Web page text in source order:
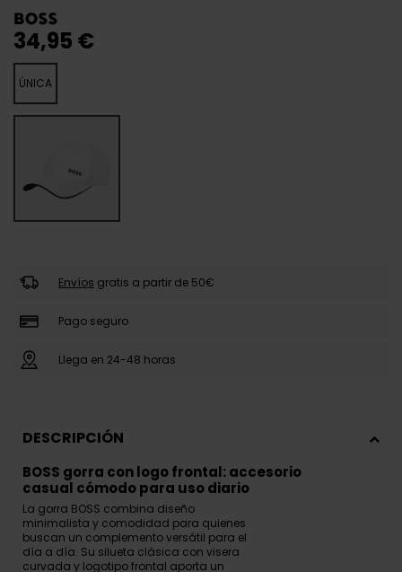
34,95 €
ÚNICA
Envíos gratis a partir de 50€
Pago seguro
Llega en 24-48 horas
DESCRIPCIÓN
BOSS gorra con logo frontal: accesorio
casual cómodo para uso diario
La gorra BOSS combina diseño
minimalista y comodidad para quienes
buscan un complemento versátil para el
día a día. Su silueta clásica con visera
curvada y logotipo frontal aporta un